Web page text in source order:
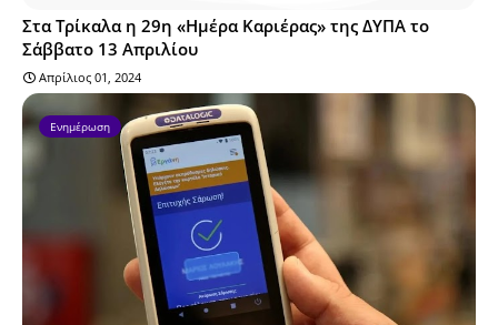
Στα Τρίκαλα η 29η «Ημέρα Καριέρας» της ΔΥΠΑ το
Σάββατο 13 Απριλίου
Απρίλιος 01, 2024
Ενημέρωση